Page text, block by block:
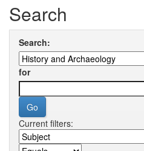
Search
Search:
for
Current filters: